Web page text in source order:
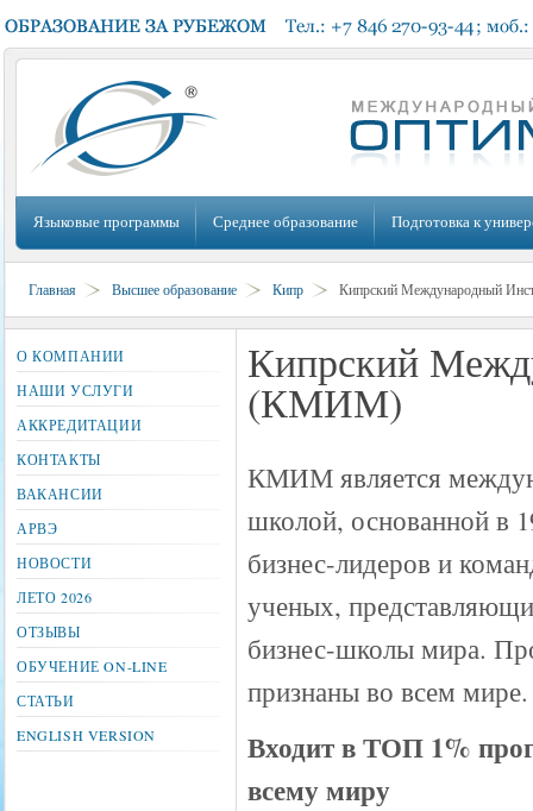
Языковые программы Среднее образование Подготовка к
Главная Высшее образование Кипр Кипрский Международный
Кипрский
(КМИМ)
КМИМ является
школой, основанной в
бизнес-лидеров и
ученых,
бизнес-школы мира.
признаны во всем мире.
Входит в ТОП 1%
всему миру
О КОМПАНИИ
НАШИ УСЛУГИ
АККРЕДИТАЦИИ
КОНТАКТЫ
ВАКАНСИИ
АРВЭ
НОВОСТИ
ЛЕТО 2026
ОТЗЫВЫ
ОБУЧЕНИЕ ON-LINE
СТАТЬИ
ENGLISH VERSION